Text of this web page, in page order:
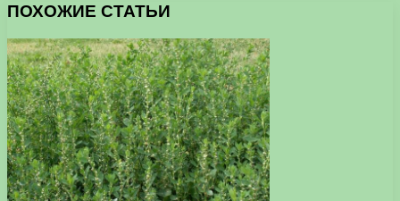
ПОХОЖИЕ СТАТЬИ